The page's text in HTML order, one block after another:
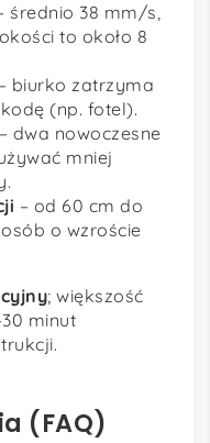
średnio 38 mm/s,
to około 8
– biurko zatrzyma
(np. fotel).
– dwa nowoczesne
mniej
– od 60 cm do
o wzroście
; większość
minut
(FAQ)